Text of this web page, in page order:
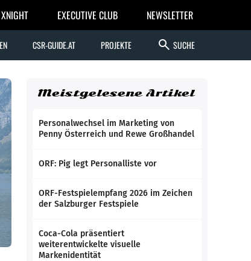
XNIGHT EXECUTIVE CLUB NEWSLETTER
CSR-GUIDE.AT PROJEKTE search SUCHE
Meistgelesene Artikel
Personalwechsel im Marketing von
Penny Österreich und Rewe Großhandel
ORF: Pig legt Personalliste vor
ORF-Festspielempfang 2026 im Zeichen
der Salzburger Festspiele
Coca-Cola präsentiert
weiterentwickelte visuelle
Markenidentität